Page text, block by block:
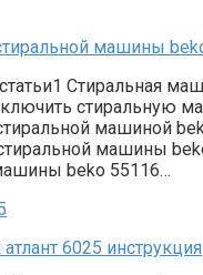
машины
Стиральная
стиральную
машиной
машины
beko 55116…
6025 инструкция